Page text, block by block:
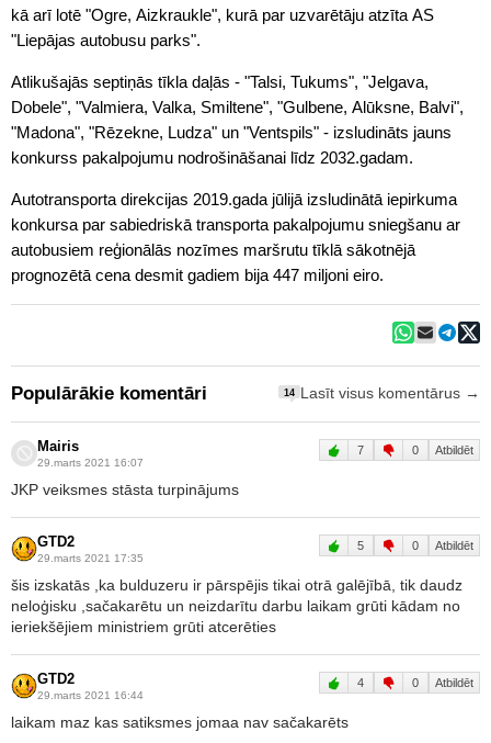
kā arī lotē "Ogre, Aizkraukle", kurā par uzvarētāju atzīta AS
"Liepājas autobusu parks".
Atlikušajās septiņās tīkla daļās - "Talsi, Tukums", "Jelgava,
Dobele", "Valmiera, Valka, Smiltene", "Gulbene, Alūksne, Balvi",
"Madona", "Rēzekne, Ludza" un "Ventspils" - izsludināts jauns
konkurss pakalpojumu nodrošināšanai līdz 2032.gadam.
Autotransporta direkcijas 2019.gada jūlijā izsludinātā iepirkuma
konkursa par sabiedriskā transporta pakalpojumu sniegšanu ar
autobusiem reģionālās nozīmes maršrutu tīklā sākotnējā
prognozētā cena desmit gadiem bija 447 miljoni eiro.
Populārākie komentāri 14 Lasīt visus komentārus →
Mairis
29.marts 2021 16:07
7 0 Atbildēt
JKP veiksmes stāsta turpinājums
GTD2
29.marts 2021 17:35
5 0 Atbildēt
šis izskatās ,ka bulduzeru ir pārspējis tikai otrā galējībā, tik daudz
neloģisku ,sačakarētu un neizdarītu darbu laikam grūti kādam no
ieriekšējiem ministriem grūti atcerēties
GTD2
29.marts 2021 16:44
4 0 Atbildēt
laikam maz kas satiksmes jomaa nav sačakarēts